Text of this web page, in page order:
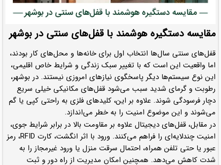
مقایسه دستگیره هوشمند با قفل‌های سنتی در بوشهر
قفل‌های سنتی سال‌ها انتخاب اول برای خانه‌ها و محل‌های کار بودند،
اما واقعیت این است که با تغییر سبک زندگی و شرایط خاص اقلیمی،
این نوع سیستم‌ها دیگر پاسخگوی نیازهای امروزی نیستند. در بوشهر،
رطوبت و گرمای شدید سبب می‌شود قفل‌های مکانیکی خیلی سریع
دچار فرسودگی شوند. علاوه بر این، کلیدهای فلزی به راحتی کپی یا گم
می‌شوند و این موضوع امنیت را به خطر می‌اندازد.
در مقابل، قفل‌های دیجیتال علاوه بر مقاومت بالا در برابر شرایط جوی،
امنیت چندلایه‌ای را فراهم می‌کنند. ورود با اثر انگشت، کارت RFID، رمز
عبور یا حتی تلفن همراه، احتمال سرقت منزل یا ورود غیرمجاز را به
شدت کاهش می‌دهد. همچنین امکان مدیریت از راه دور و ثبت